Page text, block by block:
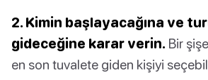
2. Kimin başlayacağına ve
gideceğine karar verin. Bir
en son tuvalete giden kişiyi